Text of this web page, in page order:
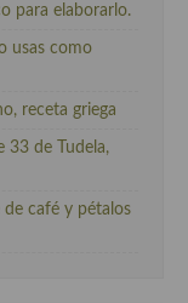
para elaborarlo.
usas como
receta griega
33 de Tudela,
café y pétalos